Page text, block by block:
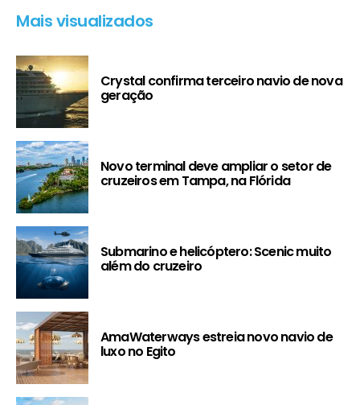
Mais visualizados
Crystal confirma terceiro navio de nova
geração
Novo terminal deve ampliar o setor de
cruzeiros em Tampa, na Flórida
Submarino e helicóptero: Scenic muito
além do cruzeiro
AmaWaterways estreia novo navio de
luxo no Egito